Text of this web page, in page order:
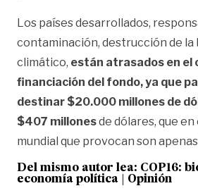
Los países desarrollados,
contaminación, destrucción de la
climático, están atrasados en el
financiación del fondo, ya que
destinar $20.000 millones de
$407 millonesde dólares, que
mundial que provocan son apenas
Del mismo autor lea: COP16:
economía política | Opinión